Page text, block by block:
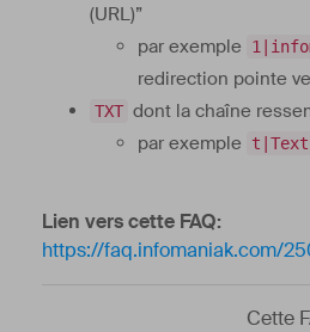
(URL)”
par exemple
redirection pointe
TXT dont la chaîne
par exemple
t|Text
Lien vers cette FAQ:
https://faq.infomaniak.com/
Cette